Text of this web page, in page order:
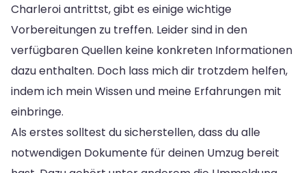
Charleroi antrittst, gibt es einige wichtige
Vorbereitungen zu treffen. Leider sind in den
verfügbaren Quellen keine konkreten Informationen
dazu enthalten. Doch lass mich dir trotzdem helfen,
indem ich mein Wissen und meine Erfahrungen mit
einbringe.
Als erstes solltest du sicherstellen, dass du alle
notwendigen Dokumente für deinen Umzug bereit